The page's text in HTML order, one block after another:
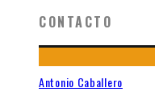
CONTACTO
Antonio Caballero